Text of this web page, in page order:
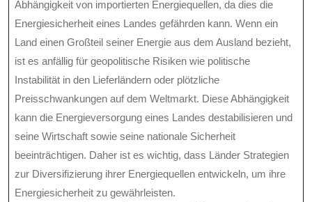
Abhängigkeit von importierten Energiequellen, da dies die
Energiesicherheit eines Landes gefährden kann. Wenn ein
Land einen Großteil seiner Energie aus dem Ausland bezieht,
ist es anfällig für geopolitische Risiken wie politische
Instabilität in den Lieferländern oder plötzliche
Preisschwankungen auf dem Weltmarkt. Diese Abhängigkeit
kann die Energieversorgung eines Landes destabilisieren und
seine Wirtschaft sowie seine nationale Sicherheit
beeinträchtigen. Daher ist es wichtig, dass Länder Strategien
zur Diversifizierung ihrer Energiequellen entwickeln, um ihre
Energiesicherheit zu gewährleisten.